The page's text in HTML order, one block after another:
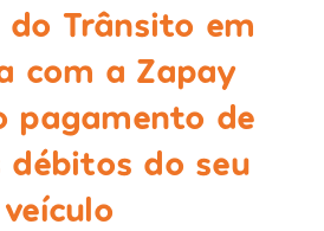
Trânsito em
com a Zapay
pagamento de
débitos do seu
veículo